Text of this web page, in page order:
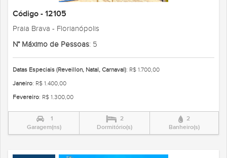
Código - 12105
Praia Brava - Florianópolis
N° Máximo de Pessoas: 5
Datas Especiais (Reveillon, Natal, Carnaval): R$ 1.700,00
Janeiro: R$ 1.400,00
Fevereiro: R$ 1.300,00
1
Garagem(ns)
2
Dormitório(s)
2
Banheiro(s)